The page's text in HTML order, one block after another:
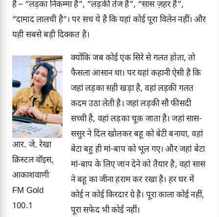
हैं – “लड़का निकम्मा है”, “लड़की तेज है”, “सास ज़हर है”,
“दामाद लालची है”। पर सच ये है कि यहां कोई पूरा विलेन नहीं। और
यही सबसे बड़ी दिक्कत है।
आर. जे. रेखा
क्रिस्टल वॉइस,
आकाशवाणी
FM Gold
100.1
क्योंकि जब कोई एक सिरे से गलत होता, तो
फैसला आसान था। पर यहां कहानी ऐसी है कि
जहां लड़का सही खड़ा है, वहां लड़की गलत
कदम उठा लेती है। जहां लड़की सौ फीसदी
सच्ची है, वहां लड़का चूक जाता है। जहां सास-
ससुर ने दिल खोलकर बहू को बेटी बनाया, वहां
बेटा बहु ही मां-बाप को भूल गए। और जहां बेटा
मां-बाप के लिए जान देने को तैयार है, वहां सास
ने बहू का जीना हराम कर रखा है। हर घर में
कोई न कोई किरदार ग्रे है। पूरा काला कोई नहीं,
पूरा सफेद भी कोई नहीं।